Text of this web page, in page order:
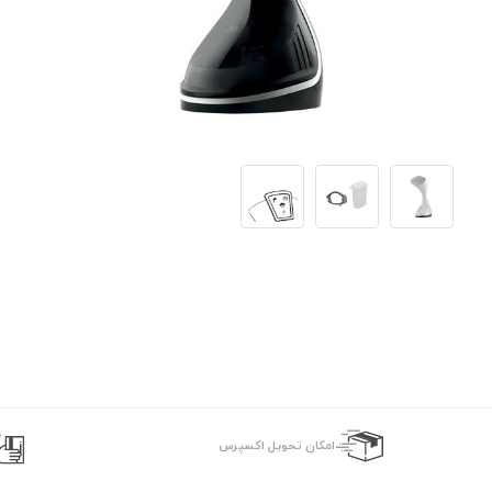
اﻣﮑﺎن ﺗﺤﻮﯾﻞ اﮐﺴﭙﺮس